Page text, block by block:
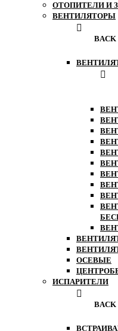
ОТОПИТЕЛИ И
ВЕНТИЛЯТОРЫ
BACK
ОСЕВЫЕ
ИСПАРИТЕЛИ
BACK